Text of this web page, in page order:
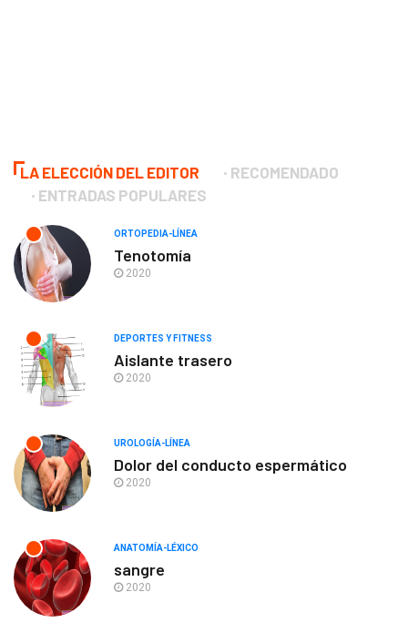
LA ELECCIÓN DEL EDITOR
RECOMENDADO
ENTRADAS POPULARES
ORTOPEDIA-LÍNEA
Tenotomía
2020
DEPORTES Y FITNESS
Aislante trasero
2020
UROLOGÍA-LÍNEA
Dolor del conducto espermático
2020
ANATOMÍA-LÉXICO
sangre
2020